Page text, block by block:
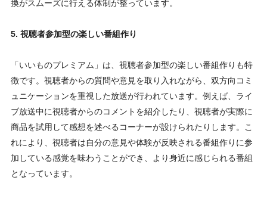
換がスムーズに行える体制が整っています。
5. 視聴者参加型の楽しい番組作り
「いいものプレミアム」は、視聴者参加型の楽しい番組作りも特
徴です。視聴者からの質問や意見を取り入れながら、双方向コミ
ュニケーションを重視した放送が行われています。例えば、ライ
ブ放送中に視聴者からのコメントを紹介したり、視聴者が実際に
商品を試用して感想を述べるコーナーが設けられたりします。こ
れにより、視聴者は自分の意見や体験が反映される番組作りに参
加している感覚を味わうことができ、より身近に感じられる番組
となっています。